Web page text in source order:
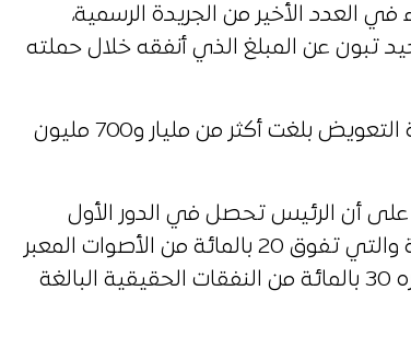
العدد الأخير من الجريدة الرسمية،
تبون عن المبلغ الذي أنفقه خلال حملته
وأوضحت الجريدة الرسمية أن قيمة التعويض بلغت أكثر من مليار و700 مليون
أن الرئيس تحصل في الدور الأول
للانتخابات على نسبة 58.13 بالمائة والتي تفوق 20 بالمائة من الأصوات المعبر
عنها، وهو ما يخول له تعويض قدره 30 بالمائة من النفقات الحقيقية البالغة